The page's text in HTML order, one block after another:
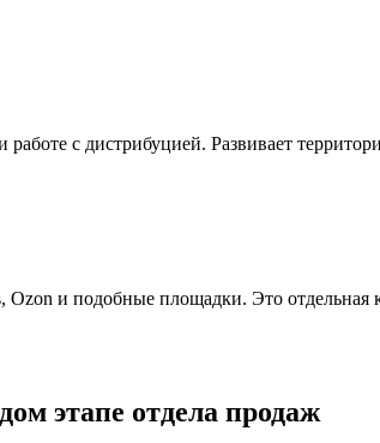
с дистрибуцией. Развивает
Ozon и подобные площадки. Это
этапе отдела продаж